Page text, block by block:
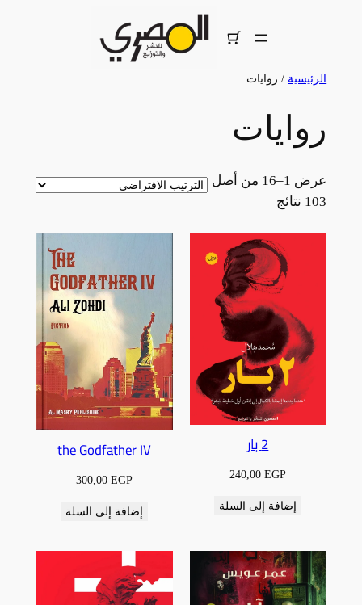
الرئيسية / روايات
روايات
عرض 1–16 من أصل
103 نتائج
2 بار
240,00EGP
إضافة إلى السلة
the Godfather IV
300,00 EGP
إضافة إلى السلة